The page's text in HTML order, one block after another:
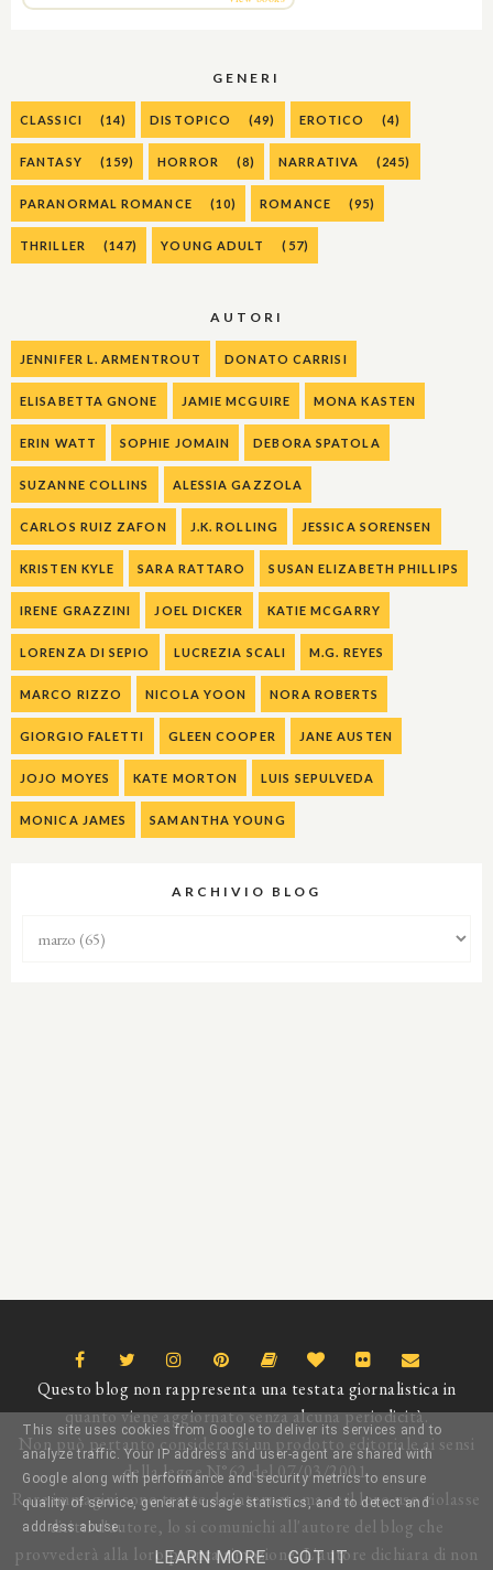
GENERI
CLASSICI (14) DISTOPICO (49) EROTICO (4)
FANTASY (159) HORROR (8) NARRATIVA (245)
PARANORMAL ROMANCE (10) ROMANCE (95)
THRILLER (147) YOUNG ADULT (57)
AUTORI
JENNIFER L. ARMENTROUT DONATO CARRISI
ELISABETTA GNONE JAMIE MCGUIRE MONA KASTEN
ERIN WATT SOPHIE JOMAIN DEBORA SPATOLA
SUZANNE COLLINS ALESSIA GAZZOLA
CARLOS RUIZ ZAFON J.K. ROLLING JESSICA SORENSEN
KRISTEN KYLE SARA RATTARO SUSAN ELIZABETH PHILLIPS
IRENE GRAZZINI JOEL DICKER KATIE MCGARRY
LORENZA DI SEPIO LUCREZIA SCALI M.G. REYES
MARCO RIZZO NICOLA YOON NORA ROBERTS
GIORGIO FALETTI GLEEN COOPER JANE AUSTEN
JOJO MOYES KATE MORTON LUIS SEPULVEDA
MONICA JAMES SAMANTHA YOUNG
ARCHIVIO BLOG
Questo blog non rappresenta una testata giornalistica in
quanto viene aggiornato senza alcuna periodicità.
Non può pertanto considerarsi un prodotto editoriale ai sensi
della legge N°62 del 07/03/2001.
Rare immagini sono tratte da internet, ma se il loro uso violasse
diritti d'autore, lo si comunichi all'autore del blog che
provvederà alla loro pronta rimozione. L'autore dichiara di non
This site uses cookies from Google to deliver its services and to
analyze traffic. Your IP address and user-agent are shared with
Google along with performance and security metrics to ensure
quality of service, generate usage statistics, and to detect and
address abuse.
LEARN MORE GOT IT